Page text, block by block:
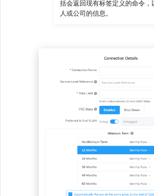
括会返回现有标签定义的命令，
人或公司的信息。